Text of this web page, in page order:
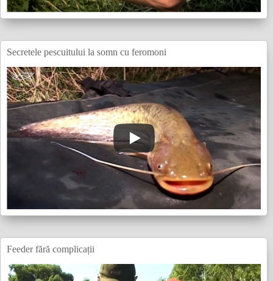
Secretele pescuitului la somn cu feromoni
Feeder fără complicații